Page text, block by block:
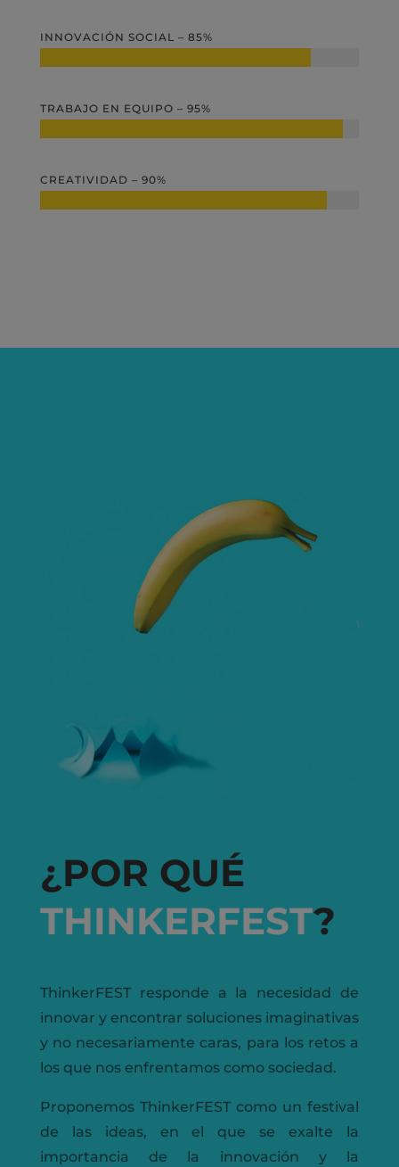
INNOVACIÓN SOCIAL – 85%
TRABAJO EN EQUIPO – 95%
CREATIVIDAD – 90%
¿POR QUÉ
THINKERFEST?
ThinkerFEST responde a la necesidad de
innovar y encontrar soluciones imaginativas
y no necesariamente caras, para los retos a
los que nos enfrentamos como sociedad.
Proponemos ThinkerFEST como un festival
de las ideas, en el que se exalte la
importancia de la innovación y la